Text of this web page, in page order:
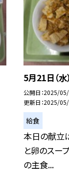
5月21日（水
公開日 2025/05/
更新日 2025/05/
給食
本日の献立
と卵のスー
の主食...